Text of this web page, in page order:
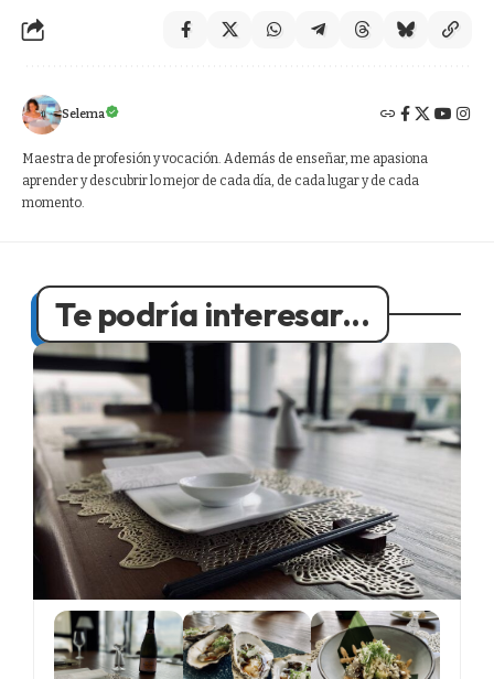
Selema
Maestra de profesión y vocación. Además de enseñar, me apasiona
aprender y descubrir lo mejor de cada día, de cada lugar y de cada
momento.
Te podría interesar...